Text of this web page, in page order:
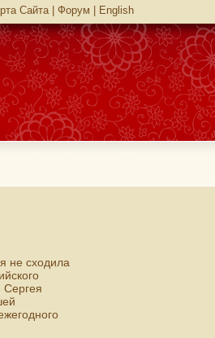
Сайта| Форум English
не сходила